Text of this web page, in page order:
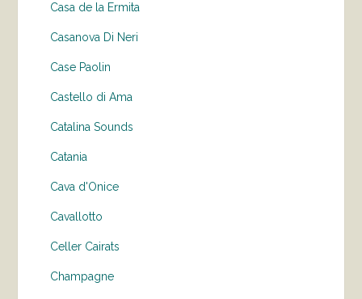
Casa de la Ermita
Casanova Di Neri
Case Paolin
Castello di Ama
Catalina Sounds
Catania
Cava d'Onice
Cavallotto
Celler Cairats
Champagne